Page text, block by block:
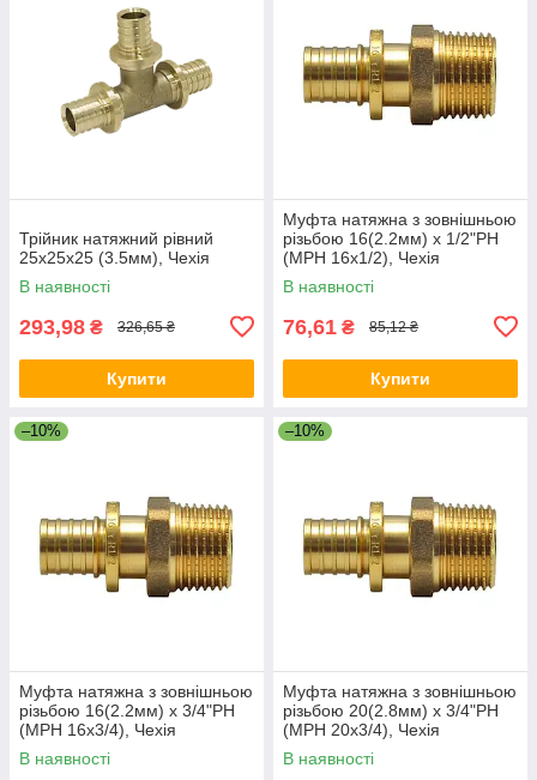
Трійник натяжний рівний
25х25х25 (3.5мм), Чехія
В наявності
293,98 ₴ 326,65 ₴
Купити
Муфта натяжна з зовнішньою
різьбою 16(2.2мм) x 1/2"РН
(МРН 16х1/2), Чехія
В наявності
76,61 ₴ 85,12 ₴
Купити
–10%
Муфта натяжна з зовнішньою
різьбою 16(2.2мм) x 3/4"РН
(МРН 16х3/4), Чехія
В наявності
–10%
Муфта натяжна з зовнішньою
різьбою 20(2.8мм) x 3/4"РН
(МРН 20х3/4), Чехія
В наявності